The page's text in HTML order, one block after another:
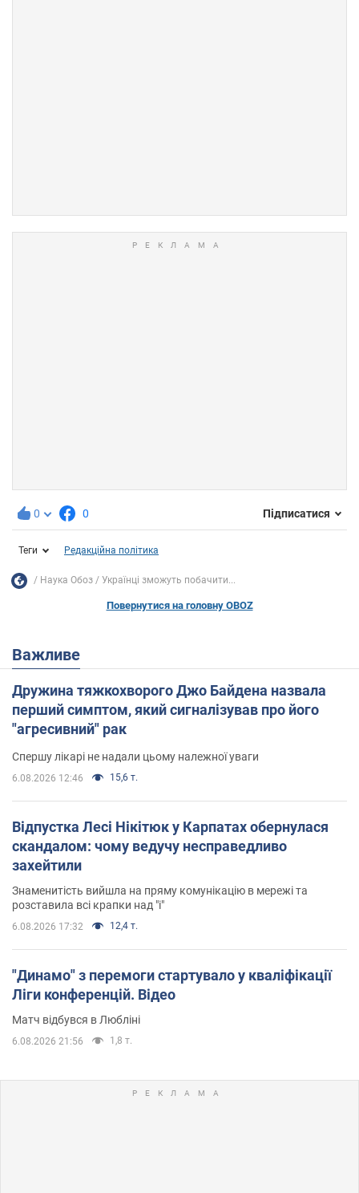
0 0 Підписатися
Теги Редакційна політика
Наука Обоз Українці зможуть побачити...
Повернутися на головну OBOZ
Важливе
Дружина тяжкохворого Джо Байдена назвала
перший симптом, який сигналізував про його
"агресивний" рак
Спершу лікарі не надали цьому належної уваги
6.08.2026 12:46 15,6 т.
Відпустка Лесі Нікітюк у Карпатах обернулася
скандалом: чому ведучу несправедливо
захейтили
Знаменитість вийшла на пряму комунікацію в мережі та
розставила всі крапки над "і"
6.08.2026 17:32 12,4 т.
"Динамо" з перемоги стартувало у кваліфікації
Ліги конференцій. Відео
Матч відбувся в Любліні
6.08.2026 21:56 1,8 т.